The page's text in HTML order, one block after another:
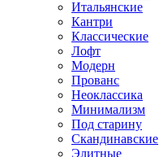
Итальянские
Кантри
Классические
Лофт
Модерн
Прованс
Неоклассика
Минимализм
Под старину
Скандинавские
Элитные